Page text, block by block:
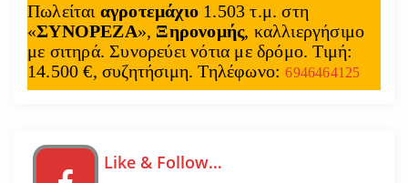
Πωλείται αγροτεμάχιο 1.503 τ.μ. στη
«ΣΥΝΟΡΕΖΑ», Ξηρονομής, καλλιεργήσιμο
με σιτηρά. Συνορεύει νότια με δρόμο. Τιμή:
14.500 €, συζητήσιμη. Τηλέφωνο:6946464125
Like & Follow…